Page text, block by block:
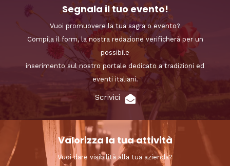
Segnala il tuo evento!
Vuoi promuovere la tua sagra o evento?
Compila il form, la nostra redazione verificherà per un
possibile
inserimento sul nostro portale dedicato a tradizioni ed
eventi italiani.
Scrivici
Valorizza la tua attività
Vuoi dare visibilità alla tua azienda?